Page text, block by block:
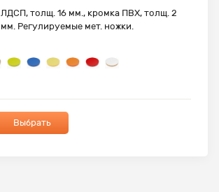
ЛДСП, толщ. 16 мм., кромка ПВХ, толщ. 2
мм. Регулируемые мет. ножки.
Выбрать